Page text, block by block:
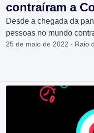
contraíram a
Desde a chegada da
pessoas no mundo
25 de maio de 2022 - Raio